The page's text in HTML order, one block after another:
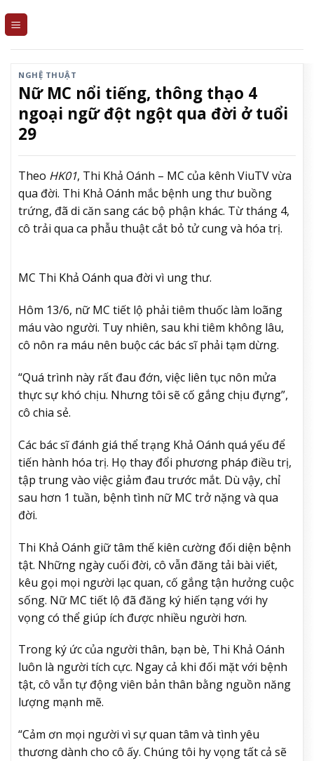
NGHỆ THUẬT
Nữ MC nổi tiếng, thông thạo 4
ngoại ngữ đột ngột qua đời ở tuổi
29
Theo HK01, Thi Khả Oánh – MC của kênh ViuTV vừa
qua đời. Thi Khả Oánh mắc bệnh ung thư buồng
trứng, đã di căn sang các bộ phận khác. Từ tháng 4,
cô trải qua ca phẫu thuật cắt bỏ tử cung và hóa trị.
MC Thi Khả Oánh qua đời vì ung thư.
Hôm 13/6, nữ MC tiết lộ phải tiêm thuốc làm loãng
máu vào người. Tuy nhiên, sau khi tiêm không lâu,
cô nôn ra máu nên buộc các bác sĩ phải tạm dừng.
“Quá trình này rất đau đớn, việc liên tục nôn mửa
thực sự khó chịu. Nhưng tôi sẽ cố gắng chịu đựng”,
cô chia sẻ.
Các bác sĩ đánh giá thể trạng Khả Oánh quá yếu để
tiến hành hóa trị. Họ thay đổi phương pháp điều trị,
tập trung vào việc giảm đau trước mắt. Dù vậy, chỉ
sau hơn 1 tuần, bệnh tình nữ MC trở nặng và qua
đời.
Thi Khả Oánh giữ tâm thế kiên cường đối diện bệnh
tật. Những ngày cuối đời, cô vẫn đăng tải bài viết,
kêu gọi mọi người lạc quan, cố gắng tận hưởng cuộc
sống. Nữ MC tiết lộ đã đăng ký hiến tạng với hy
vọng có thể giúp ích được nhiều người hơn.
Trong ký ức của người thân, bạn bè, Thi Khả Oánh
luôn là người tích cực. Ngay cả khi đối mặt với bệnh
tật, cô vẫn tự động viên bản thân bằng nguồn năng
lượng mạnh mẽ.
“Cảm ơn mọi người vì sự quan tâm và tình yêu
thương dành cho cô ấy. Chúng tôi hy vọng tất cả sẽ